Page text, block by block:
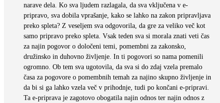
narave dela. Ko sva ljudem razlagala, da sva vključena v e-
pripravo, sva dobila vprašanje, kako se lahko na zakon pripravljava
preko spleta? Z veseljem sva odgovorila, da gre za veliko več kot
samo pripravo preko spleta. Vsak teden sva si morala znati veti čas
za najin pogovor o določeni temi, pomembni za zakonsko,
družinsko in duhovno življenje. In ti pogovori so nama pomenili
ogromno. Ob tem sva ugotovila, da sva si do zdaj vzela premalo
časa za pogovore o pomembnih temah za najino skupno življenje in
da bi si ga lahko vzela več v prihodnje, tudi po končani e-pripravi.
Ta e-priprava je zagotovo obogatila najin odnos ter najin odnos z